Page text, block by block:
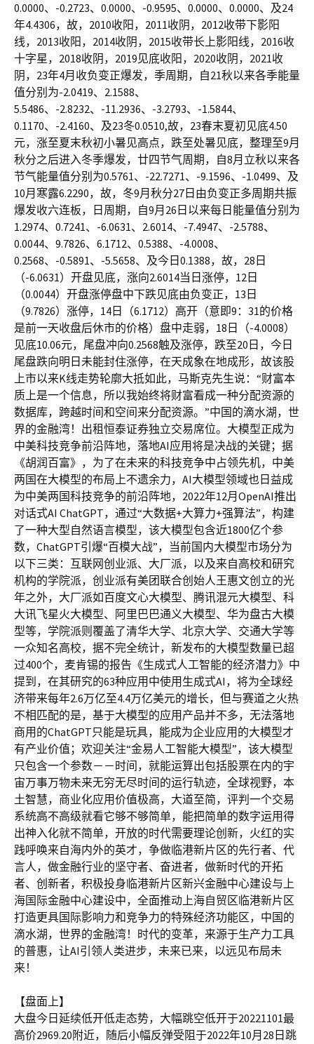
0.0000、-0.2723、0.0000、-0.9595、0.0000、0.0000、及24
年4.4306，故，2010收阳，2011收阴，2012收带下影阳
线，2013收阳，2014收阴，2015收带长上影阳线，2016收
十字星，2018收阴，2019见底收阳，2020收阴，2021收
阴，23年4月收负变正爆发，季周期，自21秋以来各季能量
值分别为-2.0419、2.1588、
5.5486、-2.8232、-11.2936、-3.2793、-1.5844、
0.1170、-2.4160、及23冬0.0510,故，23春末夏初见底4.50
元，涨至夏末秋初小暑见高点，跌至处暑见底，整理至9月
秋分之后进入冬季爆发，廿四节气周期，自8月立秋以来各
节气能量值分别为0.5761、-22.7271、-9.1596、-1.0499、及
10月寒露6.2290，故，冬9月秋分27日由负变正多周期共振
爆发收六连板，日周期，自9月26日以来每日能量值分别为
1.2974、0.7241、-6.0631、2.6014、-7.4947、-2.5788、
0.0044、9.7826、6.1712、0.5388、-4.0008、
0.2568、-0.5891、-5.5658、及今日0.1388，故，28日
（-6.0631）开盘见底，涨向2.6014当日涨停，12日
（0.0044）开盘涨停盘中下跌见底由负变正，13日
（9.7826）涨停，14日（6.1712）高开（意即9：31的价格
是前一天收盘后休市的价格）盘中走弱，18日（-4.0008）
见底10.06元，尾盘冲向0.2568触及涨停，跌至20日，今日
尾盘跌向明日未能封住涨停，在天成象在地成形，故该股
上市以来K线走势轮廓大抵如此，马斯克先生说：“财富本
质上是一个信息，所以我始终将财富看成一种分配资源的
数据库，跨越时间和空间来分配资源。”中国的滴水湖，世
界的金融湾！出租恒泰证券独立交易席位。大模型正成为
中美科技竞争前沿阵地，落地AI应用将是决战的关键；据
《胡润百富》，为了在未来的科技竞争中占领先机，中美
两国在大模型的布局上不遗余力，AI大模型领域也日益成
为中美两国科技竞争的前沿阵地，2022年12月OpenAI推出
对话式AI ChatGPT，通过“大数据+大算力+强算法”，构建
了一种大型自然语言模型，该大模型包含近1800亿个参
数，ChatGPT引爆“百模大战”，当前国内大模型市场分为
以下三类：互联网创业派、大厂派，以及来自高校和研究
机构的学院派，创业派有美团联合创始人王惠文创立的光
年之外，大厂派如百度文心大模型、腾讯混元大模型、科
大讯飞星火大模型、阿里巴巴通义大模型、华为盘古大模
型等，学院派则覆盖了清华大学、北京大学、交通大学等
一众知名高校，据不完全统计，新发布的大模型数量已超
过400个，麦肯锡的报告《生成式人工智能的经济潜力》中
提到，在其研究的63种应用中使用生成式AI，将为全球经
济带来每年2.6万亿至4.4万亿美元的增长，但与赛道之火热
不相匹配的是，基于大模型的应用产品并不多，无法落地
商用的ChatGPT只能是玩具，能成为企业应用的大模型才
有产业价值；欢迎关注“金易人工智能大模型”，该大模型
只包含一个参数－－时间，就能运算出包括股票在内的宇
宙万事万物未来无穷无尽时间的运行轨迹，全球视野，本
土智慧，商业化应用价值极高，大道至简，评判一个交易
系统高不高级就看它够不够简单，能把简单的数字运用得
出神入化就不简单，开放的时代需要理论创新，火红的实
践呼唤来自海内外的英才，争做临港新片区的先行者、代
言人，做金融行业的坚守者、奋进者，做新时代的开拓
者、创新者，积极投身临港新片区新兴金融中心建设与上
海国际金融中心建设中，全面推动上海自贸区临港新片区
打造更具国际影响力和竞争力的特殊经济功能区，中国的
滴水湖，世界的金融湾！时代的变革，来源于生产力工具
的普惠，让AI引领人类进步，未来已来，以远见布局未
来！
【盘面上】
大盘今日延续低开低走态势，大幅跳空低开于20221101最
高价2969.20附近，随后小幅反弹受阻于2022年10月28日跳